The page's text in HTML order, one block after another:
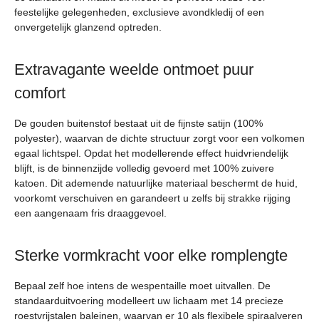
feestelijke gelegenheden, exclusieve avondkledij of een
onvergetelijk glanzend optreden.
Extravagante weelde ontmoet puur
comfort
De gouden buitenstof bestaat uit de fijnste satijn (100%
polyester), waarvan de dichte structuur zorgt voor een volkomen
egaal lichtspel. Opdat het modellerende effect huidvriendelijk
blijft, is de binnenzijde volledig gevoerd met 100% zuivere
katoen. Dit ademende natuurlijke materiaal beschermt de huid,
voorkomt verschuiven en garandeert u zelfs bij strakke rijging
een aangenaam fris draaggevoel.
Sterke vormkracht voor elke romplengte
Bepaal zelf hoe intens de wespentaille moet uitvallen. De
standaarduitvoering modelleert uw lichaam met 14 precieze
roestvrijstalen baleinen, waarvan er 10 als flexibele spiraalveren